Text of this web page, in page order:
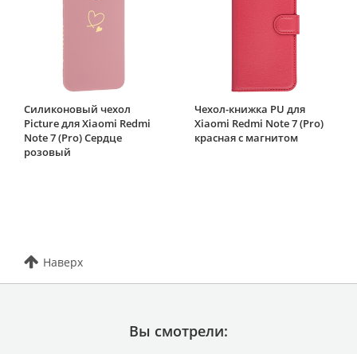
Силиконовый чехол
Picture для Xiaomi Redmi
Note 7 (Pro) Сердце
розовый
Чехол-книжка PU для
Xiaomi Redmi Note 7 (Pro)
красная с магнитом
Наверх
Вы смотрели: